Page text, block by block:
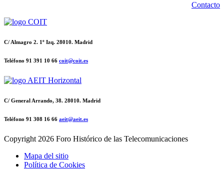
Contacto
C/ Almagro 2. 1º Izq. 28010. Madrid
Teléfono 91 391 10 66 coit@coit.es
C/ General Arrando, 38. 28010. Madrid
Teléfono 91 308 16 66 aeit@aeit.es
Copyright 2026 Foro Histórico de las Telecomunicaciones
Mapa del sitio
Política de Cookies